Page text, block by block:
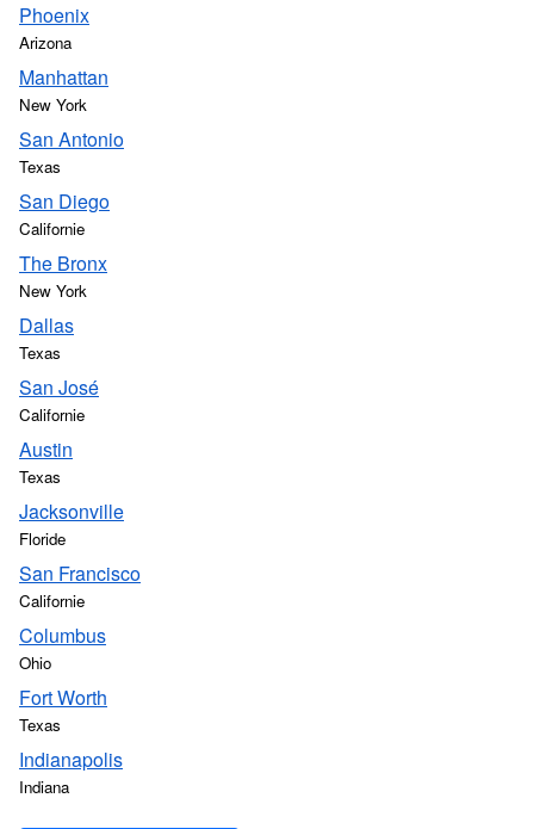
Phoenix
Arizona
Manhattan
New York
San Antonio
Texas
San Diego
Californie
The Bronx
New York
Dallas
Texas
San José
Californie
Austin
Texas
Jacksonville
Floride
San Francisco
Californie
Columbus
Ohio
Fort Worth
Texas
Indianapolis
Indiana